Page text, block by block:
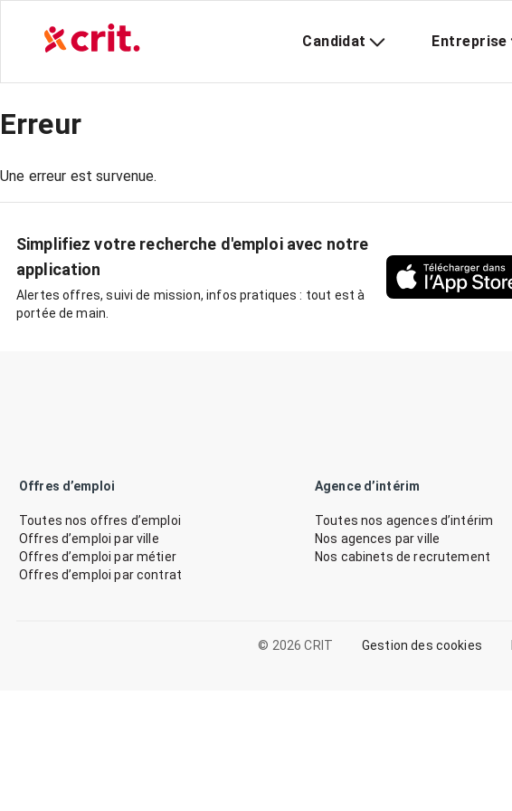
Candidat Entreprise
Erreur
Une erreur est survenue.
Simplifiez votre recherche d'emploi avec notre
application
Alertes offres, suivi de mission, infos pratiques : tout est à
portée de main.
Offres d’emploi
Toutes nos offres d’emploi
Offres d’emploi par ville
Offres d’emploi par métier
Offres d’emploi par contrat
Agence d’intérim
Toutes nos agences d’intérim
Nos agences par ville
Nos cabinets de recrutement
© 2026 CRIT Gestion des cookies